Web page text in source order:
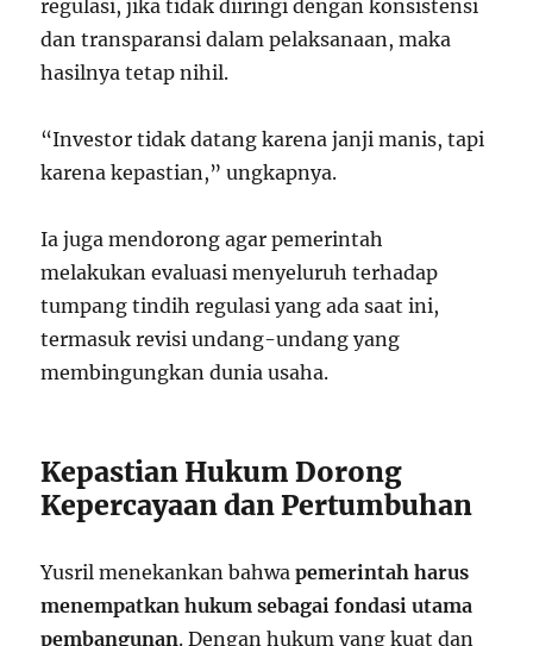
regulasi, jika tidak diiringi dengan konsistensi
dan transparansi dalam pelaksanaan, maka
hasilnya tetap nihil.
“Investor tidak datang karena janji manis, tapi
karena kepastian,” ungkapnya.
Ia juga mendorong agar pemerintah
melakukan evaluasi menyeluruh terhadap
tumpang tindih regulasi yang ada saat ini,
termasuk revisi undang-undang yang
membingungkan dunia usaha.
Kepastian Hukum Dorong
Kepercayaan dan Pertumbuhan
Yusril menekankan bahwapemerintah harus
menempatkan hukum sebagai fondasi utama
pembangunan. Dengan hukum yang kuat dan